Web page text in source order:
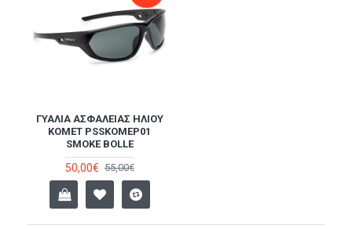
ΓΥΑΛΙΆ ΑΣΦΑΛΕΊΑΣ ΗΛΊΟΥ
KOMET PSSKOMEP01
SMOKE BOLLE
50,00€ 55,00€